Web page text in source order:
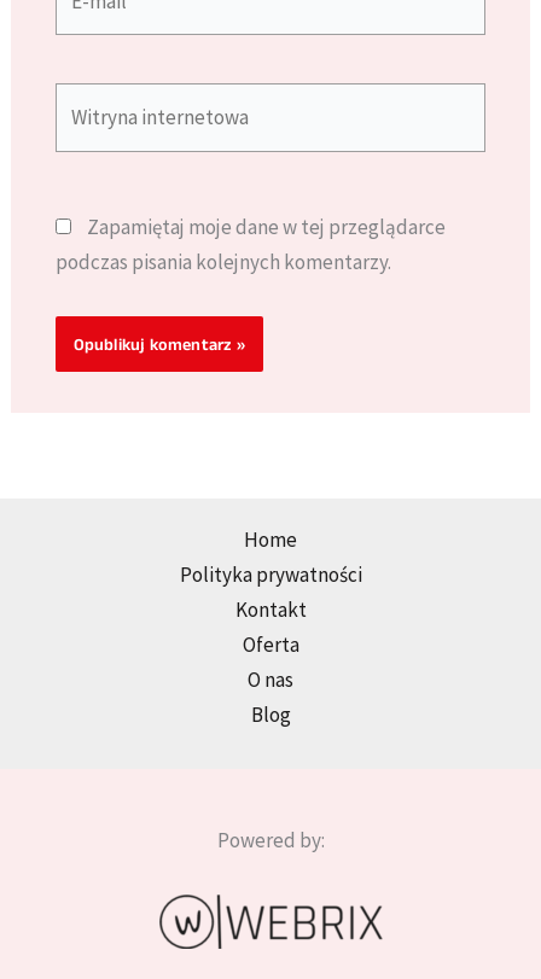
internetowa
Zapamiętaj moje dane w tej przeglądarce
podczas pisania kolejnych komentarzy.
Home
Polityka prywatności
Kontakt
Oferta
O nas
Blog
Powered by: